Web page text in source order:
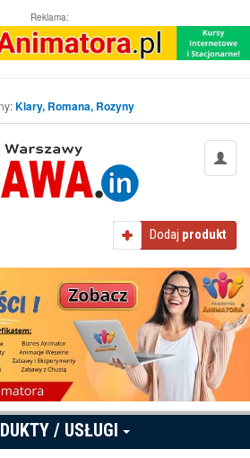
Reklama:
Klary, Romana, Rozyny
Dodaj produkt
/ USŁUGI